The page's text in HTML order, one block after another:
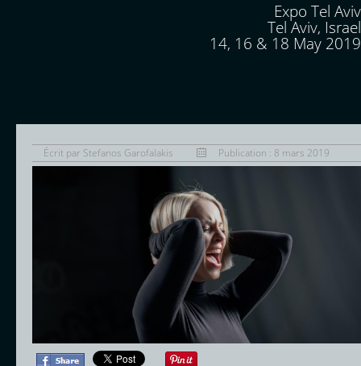
Expo Tel Aviv
Tel Aviv, Israel
14, 16 & 18 May 2019
Écrit par Stefanos Garofalakis Publication : 8 mars 2019